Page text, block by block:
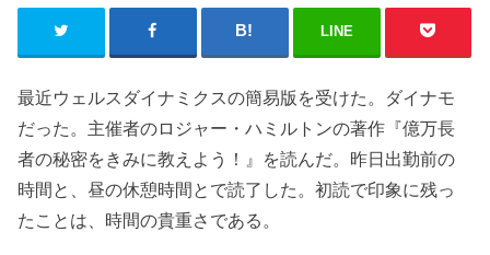
LINE
最近ウェルスダイナミクスの簡易版を受けた。ダイナモ
だった。主催者のロジャー・ハミルトンの著作『億万長
者の秘密をきみに教えよう！』を読んだ。昨日出勤前の
時間と、昼の休憩時間とで読了した。初読で印象に残っ
たことは、時間の貴重さである。